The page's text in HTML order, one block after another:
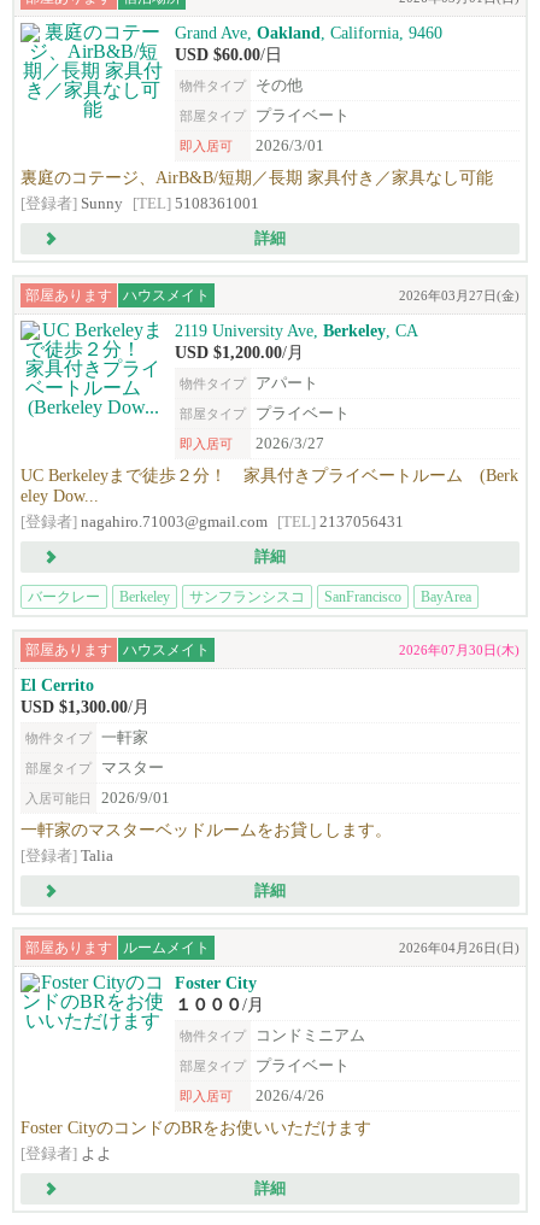
Grand Ave, Oakland , California, 9460
USD $60.00/日
物件タイプ その他
部屋タイプ プライベート
即入居可 2026/3/01
裏庭のコテージ、AirB&B/短期／長期 家具付き／家具なし可能
[登録者] Sunny [TEL] 5108361001
詳細
部屋あります ハウスメイト 2026年03月27日(金)
2119 University Ave, Berkeley , CA
USD $1,200.00/月
物件タイプ アパート
部屋タイプ プライベート
即入居可 2026/3/27
UC Berkeleyまで徒歩２分！ 家具付きプライベートルーム (Berk
eley Dow...
[登録者] nagahiro.71003@gmail.com [TEL] 2137056431
詳細
バークレー Berkeley サンフランシスコ SanFrancisco BayArea
部屋あります ハウスメイト 2026年07月30日(木)
El Cerrito
USD $1,300.00/月
物件タイプ 一軒家
部屋タイプ マスター
入居可能日 2026/9/01
一軒家のマスターベッドルームをお貸しします。
[登録者] Talia
詳細
部屋あります ルームメイト 2026年04月26日(日)
Foster City
１０００/月
物件タイプ コンドミニアム
部屋タイプ プライベート
即入居可 2026/4/26
Foster CityのコンドのBRをお使いいただけます
[登録者] よよ
詳細